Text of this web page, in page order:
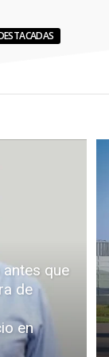
que
de
en